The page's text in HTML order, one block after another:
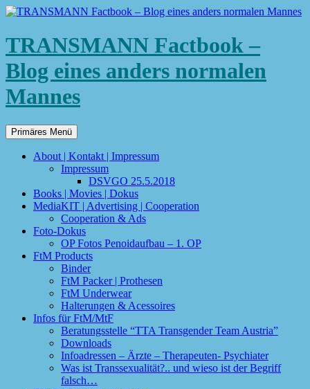
TRANSMANN Factbook –
Blog eines anders normalen
Mannes
Suchen
Primäres Menü Zum
Inhalt
springen
About | Kontakt | Impressum
Impressum
DSVGO 25.5.2018
Books | Movies | Dokus
MediaKIT | Advertising | Cooperation
Cooperation & Ads
Foto-Dokus
OP Fotos Penoidaufbau – 1. OP
FtM Products
Binder
FtM Packer | Prothesen
FtM Underwear
Halterungen & Acessoires
Infos für FtM/MtF
Beratungsstelle “TTA Transgender Team Austria”
Downloads
Infoadressen – Ärzte – Therapeuten- Psychiater
Was ist Transsexualität?.. und wieso ist der Begriff
falsch…